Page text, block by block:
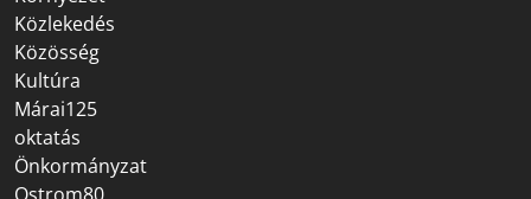
Közlekedés
Közösség
Kultúra
Márai125
oktatás
Önkormányzat